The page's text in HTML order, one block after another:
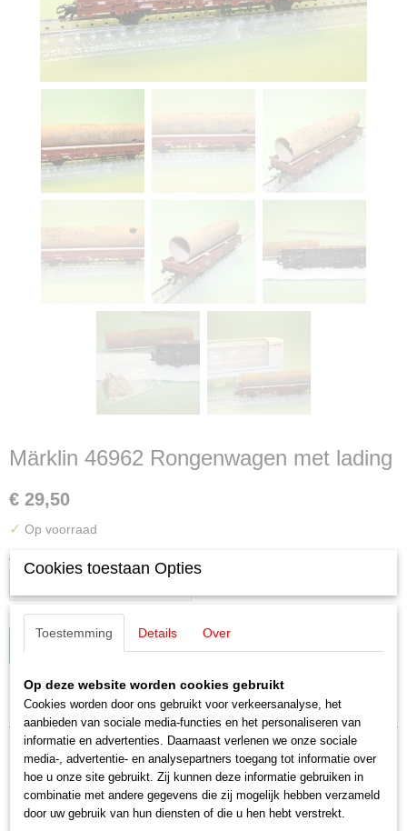
Märklin 46962 Rongenwagen met lading
€ 29,50
✓ Op voorraad
Aantal
IN WINKELWAGEN
Specificaties
EAN code
4001883469621
Productcode leverancier
46962
Schaal
Omschrijving
Märklin 46962 Rongenwagen met
Cookies toestaan Opties
Toestemming Details Over
Op deze website worden cookies gebruikt
Cookies worden door ons gebruikt voor verkeersanalyse, het
aanbieden van sociale media-functies en het personaliseren van
informatie en advertenties. Daarnaast verlenen we onze sociale
media-, advertentie- en analysepartners toegang tot informatie over
hoe u onze site gebruikt. Zij kunnen deze informatie gebruiken in
combinatie met andere gegevens die zij mogelijk hebben verzameld
door uw gebruik van hun diensten of die u hen hebt verstrekt.